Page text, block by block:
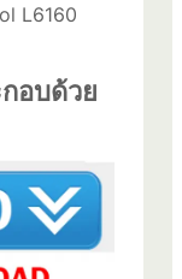
L6160
อบด้วย